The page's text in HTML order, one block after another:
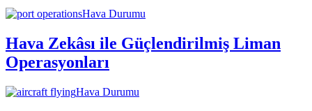
Hava Durumu
Hava Zekâsı ile Güçlendirilmiş Liman
Operasyonları
Hava Durumu